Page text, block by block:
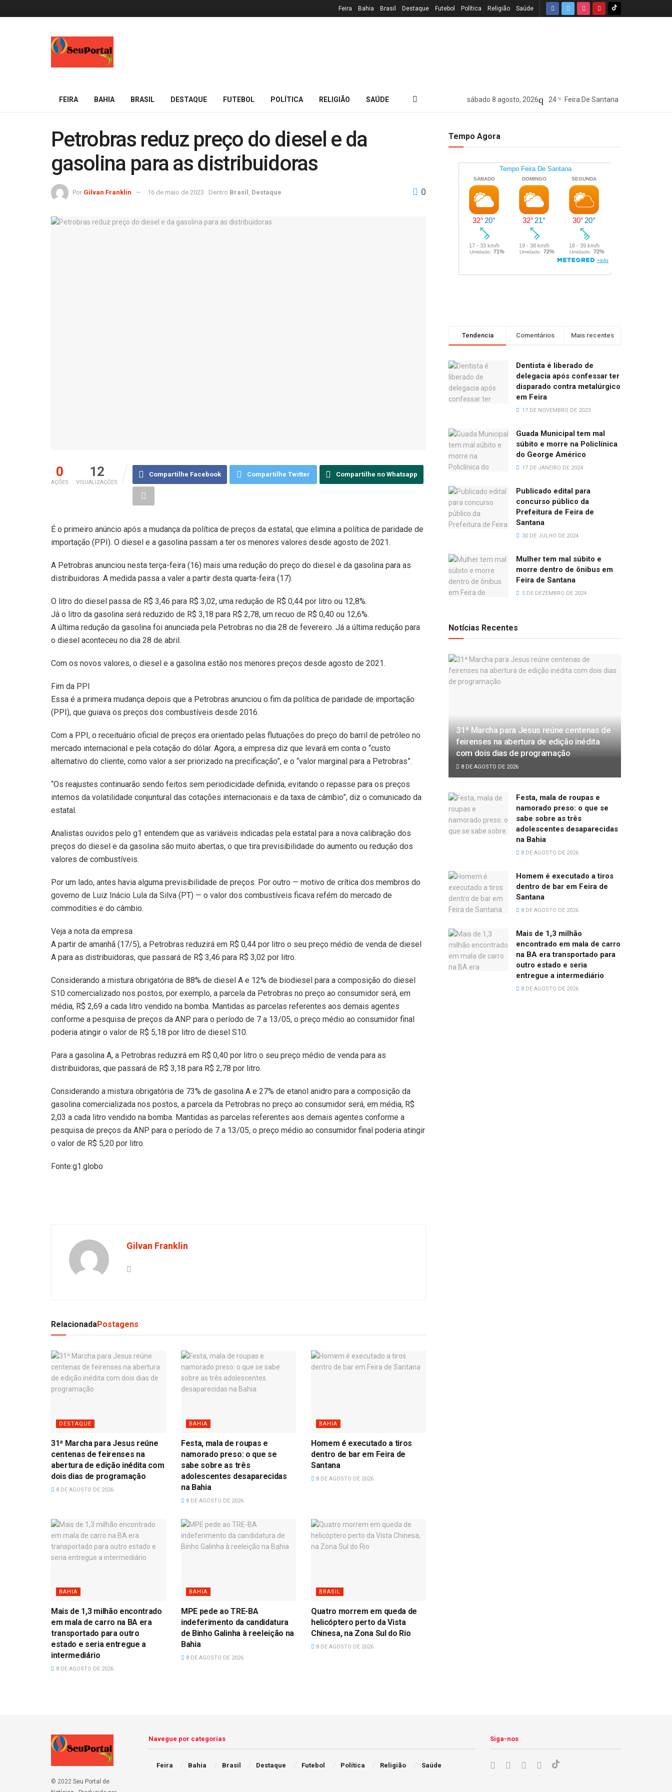
Feira Bahia Brasil Destaque Futebol Política Religião Saúde
FEIRA BAHIA BRASIL DESTAQUE FUTEBOL POLÍTICA RELIGIÃO SAÚDE sábado 8 agosto, 2026 24 °C Feira De Santana
Petrobras reduz preço do diesel e da
gasolina para as distribuidoras
Por Gilvan Franklin 16 de maio de 2023 Dentro Brasil Destaque 0
0
AÇÕES
12
VISUALIZAÇÕES
Compartilhe Facebook Compartilhe Twitter Compartilhe no Whatsapp
É o primeiro anúncio após a mudança da política de preços da estatal, que elimina a política de paridade de
importação (PPI). O diesel e a gasolina passam a ter os menores valores desde agosto de 2021.
A Petrobras anunciou nesta terça-feira (16) mais uma redução do preço do diesel e da gasolina para as
distribuidoras. A medida passa a valer a partir desta quarta-feira (17).
O litro do diesel passa de R$ 3,46 para R$ 3,02, uma redução de R$ 0,44 por litro ou 12,8%.
Já o litro da gasolina será reduzido de R$ 3,18 para R$ 2,78, um recuo de R$ 0,40 ou 12,6%.
A última redução da gasolina foi anunciada pela Petrobras no dia 28 de fevereiro. Já a última redução para
o diesel aconteceu no dia 28 de abril.
Com os novos valores, o diesel e a gasolina estão nos menores preços desde agosto de 2021.
Fim da PPI
Essa é a primeira mudança depois que a Petrobras anunciou o fim da política de paridade de importação
(PPI), que guiava os preços dos combustíveis desde 2016.
Com a PPI, o receituário oficial de preços era orientado pelas flutuações do preço do barril de petróleo no
mercado internacional e pela cotação do dólar. Agora, a empresa diz que levará em conta o “custo
alternativo do cliente, como valor a ser priorizado na precificação”, e o “valor marginal para a Petrobras”.
“Os reajustes continuarão sendo feitos sem periodicidade definida, evitando o repasse para os preços
internos da volatilidade conjuntural das cotações internacionais e da taxa de câmbio”, diz o comunicado da
estatal.
Analistas ouvidos pelo g1 entendem que as variáveis indicadas pela estatal para a nova calibração dos
preços do diesel e da gasolina são muito abertas, o que tira previsibilidade do aumento ou redução dos
valores de combustíveis.
Por um lado, antes havia alguma previsibilidade de preços. Por outro — motivo de crítica dos membros do
governo de Luiz Inácio Lula da Silva (PT) — o valor dos combustíveis ficava refém do mercado de
commodities e do câmbio.
Veja a nota da empresa
A partir de amanhã (17/5), a Petrobras reduzirá em R$ 0,44 por litro o seu preço médio de venda de diesel
A para as distribuidoras, que passará de R$ 3,46 para R$ 3,02 por litro.
Considerando a mistura obrigatória de 88% de diesel A e 12% de biodiesel para a composição do diesel
S10 comercializado nos postos, por exemplo, a parcela da Petrobras no preço ao consumidor será, em
média, R$ 2,69 a cada litro vendido na bomba. Mantidas as parcelas referentes aos demais agentes
conforme a pesquisa de preços da ANP para o período de 7 a 13/05, o preço médio ao consumidor final
poderia atingir o valor de R$ 5,18 por litro de diesel S10.
Para a gasolina A, a Petrobras reduzirá em R$ 0,40 por litro o seu preço médio de venda para as
distribuidoras, que passará de R$ 3,18 para R$ 2,78 por litro.
Considerando a mistura obrigatória de 73% de gasolina A e 27% de etanol anidro para a composição da
gasolina comercializada nos postos, a parcela da Petrobras no preço ao consumidor será, em média, R$
2,03 a cada litro vendido na bomba. Mantidas as parcelas referentes aos demais agentes conforme a
pesquisa de preços da ANP para o período de 7 a 13/05, o preço médio ao consumidor final poderia atingir
o valor de R$ 5,20 por litro.
Fonte:g1.globo
Gilvan Franklin
RelacionadaPostagens
DESTAQUE
31ª Marcha para Jesus reúne
centenas de feirenses na
abertura de edição inédita com
dois dias de programação
8 DE AGOSTO DE 2026
BAHIA
Festa, mala de roupas e
namorado preso: o que se
sabe sobre as três
adolescentes desaparecidas
na Bahia
8 DE AGOSTO DE 2026
BAHIA
Homem é executado a tiros
dentro de bar em Feira de
Santana
8 DE AGOSTO DE 2026
BAHIA
Mais de 1,3 milhão encontrado
em mala de carro na BA era
transportado para outro
estado e seria entregue a
intermediário
8 DE AGOSTO DE 2026
BAHIA
MPE pede ao TRE-BA
indeferimento da candidatura
de Binho Galinha à reeleição na
Bahia
8 DE AGOSTO DE 2026
BRASIL
Quatro morrem em queda de
helicóptero perto da Vista
Chinesa, na Zona Sul do Rio
8 DE AGOSTO DE 2026
Tempo Agora
Tendencia Comentários Mais recentes
Dentista é liberado de
delegacia após confessar ter
disparado contra metalúrgico
em Feira
17 DE NOVEMBRO DE 2023
Guada Municipal tem mal
súbito e morre na Policlínica
do George Américo
17 DE JANEIRO DE 2024
Publicado edital para
concurso público da
Prefeitura de Feira de
Santana
30 DE JULHO DE 2024
Mulher tem mal súbito e
morre dentro de ônibus em
Feira de Santana
5 DE DEZEMBRO DE 2024
Notícias Recentes
31ª Marcha para Jesus reúne centenas de
feirenses na abertura de edição inédita
com dois dias de programação
8 DE AGOSTO DE 2026
Festa, mala de roupas e
namorado preso: o que se
sabe sobre as três
adolescentes desaparecidas
na Bahia
8 DE AGOSTO DE 2026
Homem é executado a tiros
dentro de bar em Feira de
Santana
8 DE AGOSTO DE 2026
Mais de 1,3 milhão
encontrado em mala de carro
na BA era transportado para
outro estado e seria
entregue a intermediário
8 DE AGOSTO DE 2026
© 2022 Seu Portal de
Navegue por categorias
Feira Bahia Brasil Destaque Futebol Política Religião Saúde
Siga-nos